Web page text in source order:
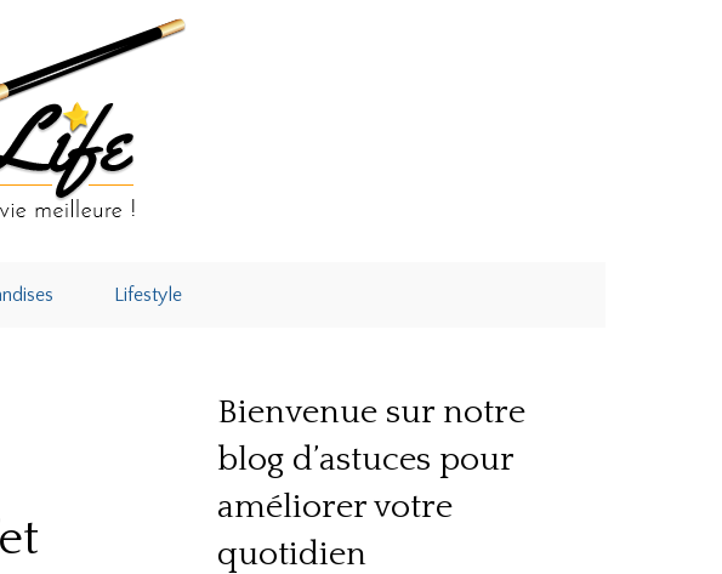
Lifestyle
de neige de votre patrimoineBienvenue sur notre
blog d’astuces pour
améliorer votre
quotidien